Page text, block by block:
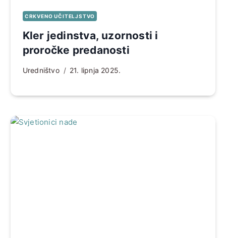
CRKVENO UČITELJSTVO
Kler jedinstva, uzornosti i
proročke predanosti
Uredništvo 21. lipnja 2025.